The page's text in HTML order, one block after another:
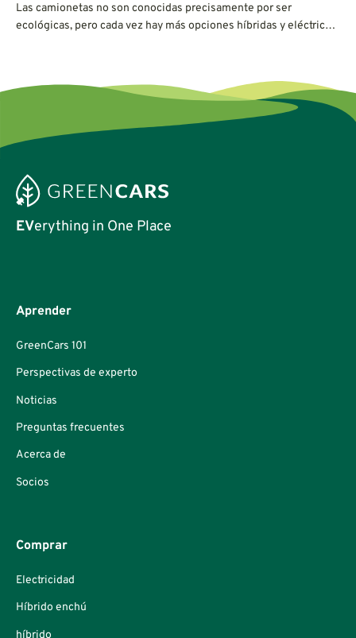
Las camionetas no son conocidas precisamente por ser
ecológicas, pero cada vez hay más opciones híbridas y eléctricas
EVerything in One Place
Aprender
GreenCars 101
Perspectivas de experto
Noticias
Preguntas frecuentes
Acerca de
Socios
Comprar
Electricidad
Híbrido enchú
híbrido